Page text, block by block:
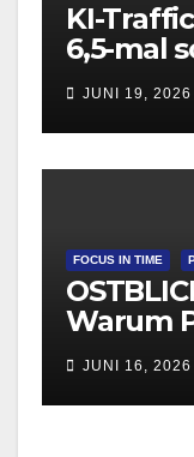
KI-
6,5-mal
normale
JUNI 19, 2026
FOCUS IN TIME
Warum
JUNI 16, 2026